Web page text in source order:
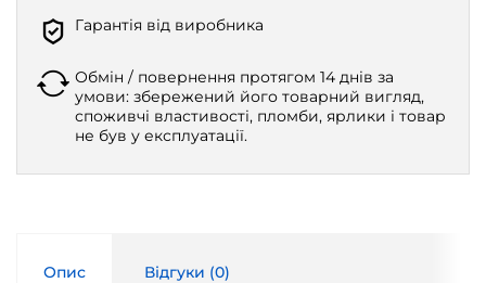
Гарантія від виробника
Обмін / повернення протягом 14 днів за
умови: збережений його товарний вигляд,
споживчі властивості, пломби, ярлики і товар
не був у експлуатації.
Опис Відгуки (0)